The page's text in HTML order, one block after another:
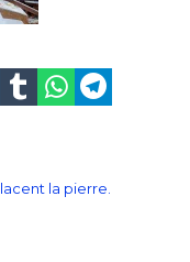
la pierre.